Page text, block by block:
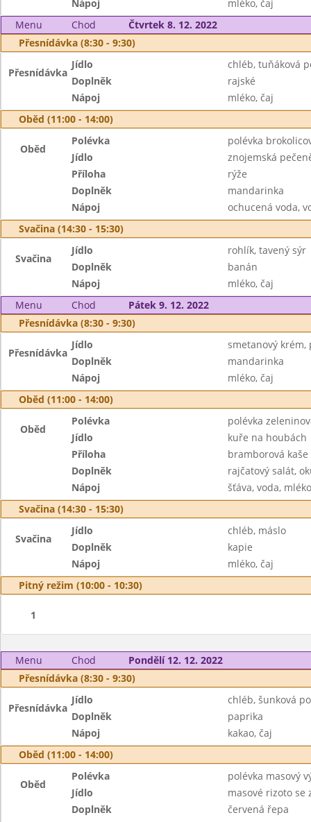
Nápoj
mléko, čaj
Menu
Chod
Čtvrtek 8. 12. 2022
Přesnídávka (8:30 - 9:30)
Přesnídávka
Jídlo
chléb, tuňáková
Doplněk
rajské
Nápoj
mléko, čaj
Oběd (11:00 - 14:00)
Oběd
Polévka
polévka
Jídlo
znojemská
Příloha
rýže
Doplněk
mandarinka
Nápoj
ochucená voda,
Svačina (14:30 - 15:30)
Svačina
Jídlo
rohlík, tavený sýr
Doplněk
banán
Nápoj
mléko, čaj
Menu
Chod
Pátek 9. 12. 2022
Přesnídávka (8:30 - 9:30)
Přesnídávka
Jídlo
smetanový krém,
Doplněk
mandarinka
Nápoj
mléko, čaj
Oběd (11:00 - 14:00)
Oběd
Polévka
polévka
Jídlo
kuře na houbách
Příloha
bramborová kaše
Doplněk
rajčatový salát,
Nápoj
šťáva, voda, mléko
Svačina (14:30 - 15:30)
Svačina
Jídlo
chléb, máslo
Doplněk
kapie
Nápoj
mléko, čaj
Pitný režim (10:00 - 10:30)
1
Menu Chod
Pondělí 12. 12. 2022
Přesnídávka (8:30 - 9:30)
Přesnídávka
Jídlo
chléb, šunková
Doplněk
paprika
Nápoj
kakao, čaj
Oběd (11:00 - 14:00)
Oběd
Polévka
polévka masový
Jídlo
masové rizoto se
Doplněk
červená řepa